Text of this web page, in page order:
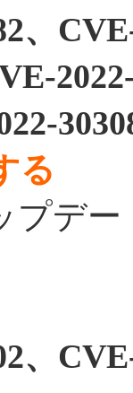
、
る
プデ
、